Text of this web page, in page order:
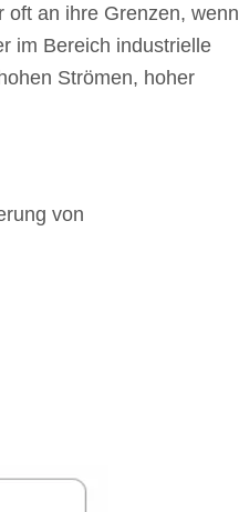
an ihre Grenzen, wenn
im Bereich industrielle
Strömen, hoher
von